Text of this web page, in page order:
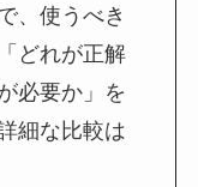
、使うべき
どれが正解
必要か」を
細な比較は